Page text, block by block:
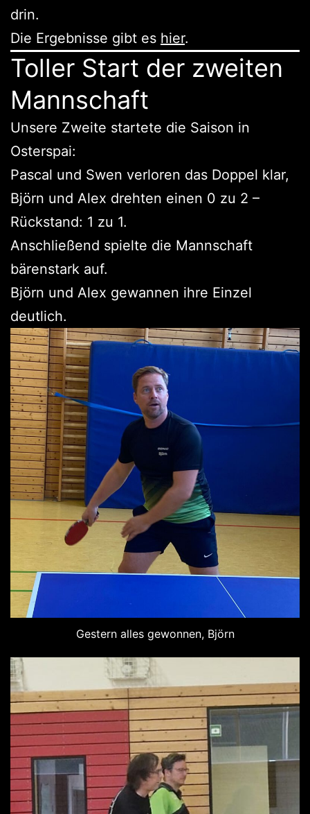
drin.
Die Ergebnisse gibt es hier.
Toller Start der zweiten
Mannschaft
Unsere Zweite startete die Saison in
Osterspai:
Pascal und Swen verloren das Doppel klar,
Björn und Alex drehten einen 0 zu 2 –
Rückstand: 1 zu 1.
Anschließend spielte die Mannschaft
bärenstark auf.
Björn und Alex gewannen ihre Einzel
deutlich.
Gestern alles gewonnen, Björn